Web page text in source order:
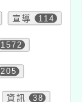
宣導 114
1572
205
資訊 38